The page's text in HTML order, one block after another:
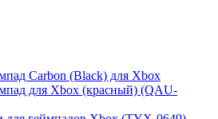
Carbon (Black) для Xbox
для Xbox (красный) (QAU-